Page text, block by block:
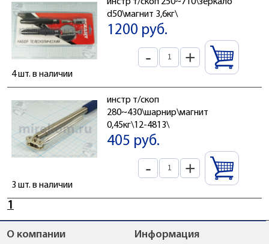
инстр т/скоп 250~710\зеркало
d50\магнит 3,6кг\
1200 руб.
- +
4 шт. в наличии
инстр т/скоп
280~430\шарнир\магнит
0,45кг\12-4813\
405 руб.
- +
3 шт. в наличии
1
О компании Информация